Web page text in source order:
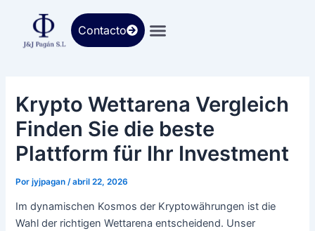
contenido
Contacto
Krypto Wettarena Vergleich
Finden Sie die beste
Plattform für Ihr Investment
Porjyjpagan /abril 22, 2026
Im dynamischen Kosmos der Kryptowährungen ist die
Wahl der richtigen Wettarena entscheidend. Unser